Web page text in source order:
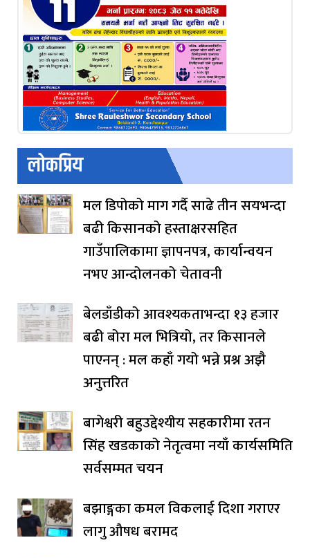
लोकप्रिय
मल डिपोको माग गर्दै साढे तीन सयभन्दा
बढी किसानको हस्ताक्षरसहित
गाउँपालिकामा ज्ञापनपत्र, कार्यान्वयन
नभए आन्दोलनको चेतावनी
बेलडाँडीको आवश्यकताभन्दा १३ हजार
बढी बोरा मल भित्रियो, तर किसानले
पाएनन् : मल कहाँ गयो भन्ने प्रश्न अझै
अनुत्तरित
बागेश्वरी बहुउद्देश्यीय सहकारीमा रतन
सिंह खडकाको नेतृत्वमा नयाँ कार्यसमिति
सर्वसम्मत चयन
बझाङ्गका कमल विकलाई दिशा गराएर
लागु औषध बरामद